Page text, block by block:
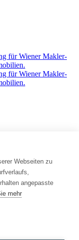
Webseiten zu
angepasste
mehr